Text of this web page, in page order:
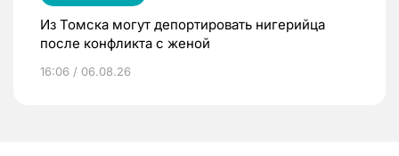
Из Томска могут депортировать нигерийца
после конфликта с женой
16:06 / 06.08.26